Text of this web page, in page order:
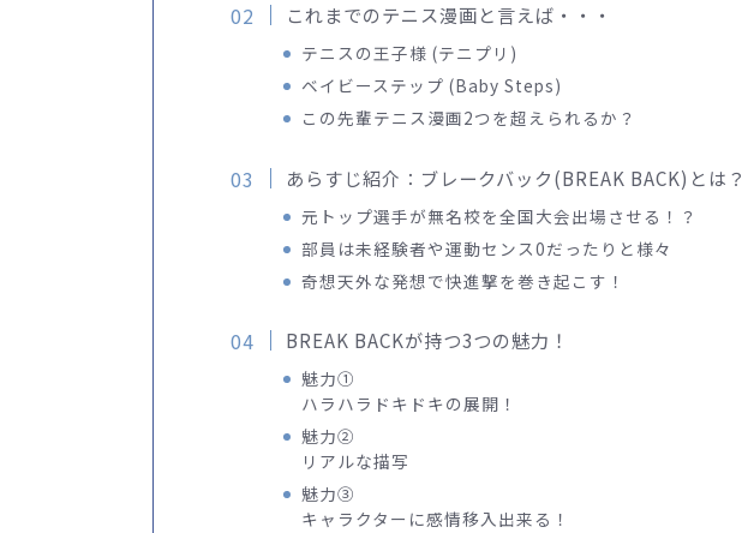
これまでのテニス漫画と言えば・・・
テニスの王子様 (テニプリ)
ベイビーステップ (Baby Steps)
この先輩テニス漫画2つを超えられるか？
あらすじ紹介：ブレークバック(BREAK BACK)とは？
元トップ選手が無名校を全国大会出場させる！？
部員は未経験者や運動センス0だったりと様々
奇想天外な発想で快進撃を巻き起こす！
BREAK BACKが持つ3つの魅力！
魅力①
ハラハラドキドキの展開！
魅力②
リアルな描写
魅力③
キャラクターに感情移入出来る！